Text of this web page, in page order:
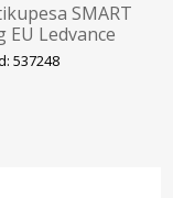
SMART
EU Ledvance
537248